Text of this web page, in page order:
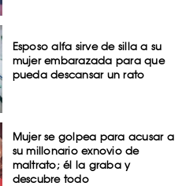
Esposo alfa sirve de silla a su
mujer embarazada para que
pueda descansar un rato
Mujer se golpea para acusar a
su millonario exnovio de
maltrato; él la graba y
descubre todo